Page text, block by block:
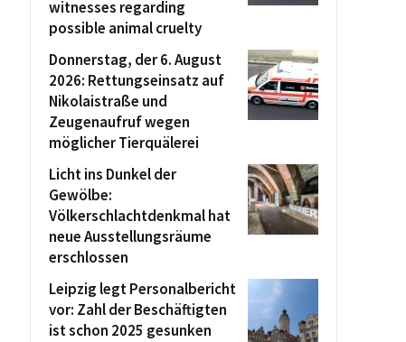
witnesses regarding
possible animal cruelty
Donnerstag, der 6. August
2026: Rettungseinsatz auf
Nikolaistraße und
Zeugenaufruf wegen
möglicher Tierquälerei
Licht ins Dunkel der
Gewölbe:
Völkerschlachtdenkmal hat
neue Ausstellungsräume
erschlossen
Leipzig legt Personalbericht
vor: Zahl der Beschäftigten
ist schon 2025 gesunken